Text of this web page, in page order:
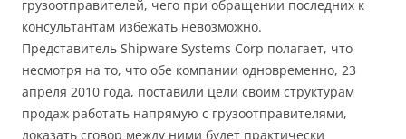
грузоотправителей, чего при обращении последних к
консультантам избежать невозможно.
Представитель Shipware Systems Corp полагает, что
несмотря на то, что обе компании одновременно, 23
апреля 2010 года, поставили цели своим структурам
продаж работать напрямую с грузоотправителями,
доказать сговор между ними будет практически